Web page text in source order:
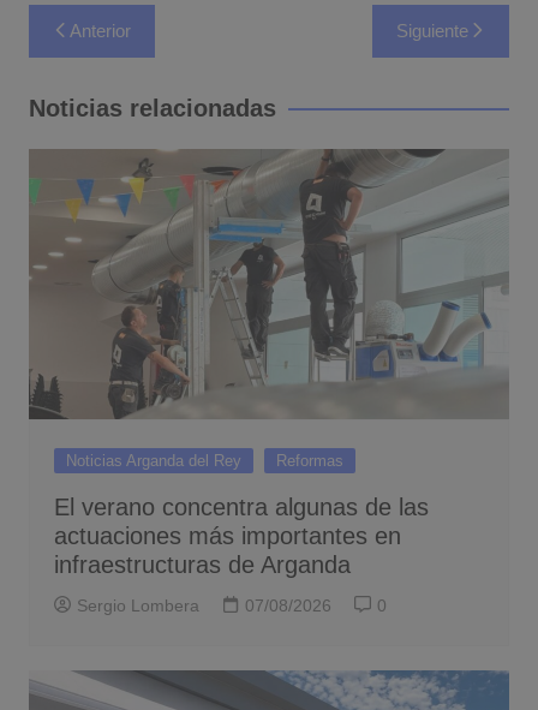
Navegación
de
entradas
Anterior Siguiente
Noticias relacionadas
Noticias Arganda del Rey Reformas
El verano concentra algunas de las
actuaciones más importantes en
infraestructuras de Arganda
Sergio Lombera 07/08/2026 0